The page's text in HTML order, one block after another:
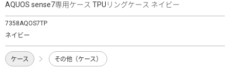
AQUOS sense7専用ケース TPUリングケース ネイビー
7358AQOS7TP
ネイビー
ケース その他（ケース）